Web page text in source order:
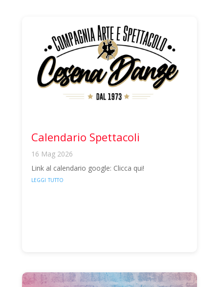
Calendario Spettacoli
16 Mag 2026
Link al calendario google: Clicca qui!
leggi tutto